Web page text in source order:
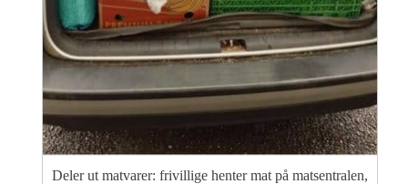
Deler ut matvarer: frivillige henter mat på matsentralen,